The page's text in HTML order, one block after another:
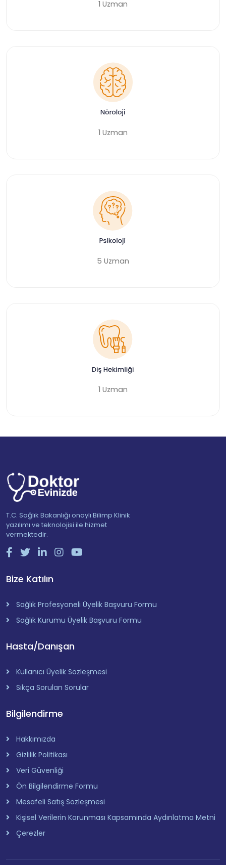
1 Uzman
1 Uzman
5 Uzman
1 Uzman
T.C. Sağlık Bakanlığı onaylı Bilimp Klinik
yazılımı ve teknolojisi ile hizmet
vermektedir.
Bize Katılın
Sağlık Profesyoneli Üyelik Başvuru Formu
Sağlık Kurumu Üyelik Başvuru Formu
Hasta/Danışan
Kullanıcı Üyelik Sözleşmesi
Sıkça Sorulan Sorular
Bilgilendirme
Hakkımızda
Gizlilik Politikası
Veri Güvenliği
Ön Bilgilendirme Formu
Mesafeli Satış Sözleşmesi
Kişisel Verilerin Korunması Kapsamında Aydınlatma Metni
Çerezler